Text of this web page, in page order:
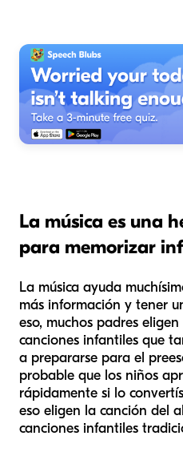
La música es una
para memorizar
La música ayuda
más información y tener
eso, muchos padres
canciones infantiles que
a prepararse para el
probable que los niños
rápidamente si lo
eso eligen la canción del
canciones infantiles